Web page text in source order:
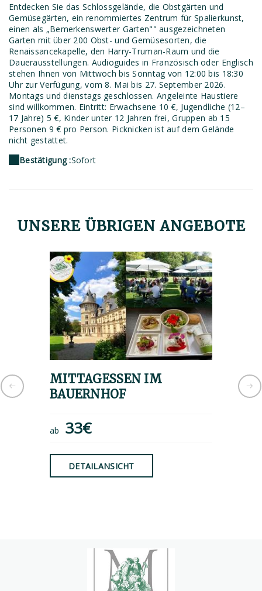
Entdecken Sie das Schlossgelände, die Obstgärten und
Gemüsegärten, ein renommiertes Zentrum für Spalierkunst,
einen als „Bemerkenswerter Garten"" ausgezeichneten
Garten mit über 200 Obst- und Gemüsesorten, die
Renaissancekapelle, den Harry-Truman-Raum und die
Dauerausstellungen. Audioguides in Französisch oder Englisch
stehen Ihnen von Mittwoch bis Sonntag von 12:00 bis 18:30
Uhr zur Verfügung, vom 8. Mai bis 27. September 2026.
Montags und dienstags geschlossen. Angeleinte Haustiere
sind willkommen. Eintritt: Erwachsene 10 €, Jugendliche (12–
17 Jahre) 5 €, Kinder unter 12 Jahren frei, Gruppen ab 15
Personen 9 € pro Person. Picknicken ist auf dem Gelände
nicht gestattet.
Bestätigung :Sofort
UNSERE ÜBRIGEN ANGEBOTE
MITTAGESSEN IM
BAUERNHOF
ab 33€
DETAILANSICHT